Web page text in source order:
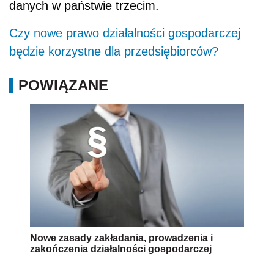
danych w państwie trzecim.
Czy nowe prawo działalności gospodarczej
będzie korzystne dla przedsiębiorców?
POWIĄZANE
Nowe zasady zakładania, prowadzenia i
zakończenia działalności gospodarczej